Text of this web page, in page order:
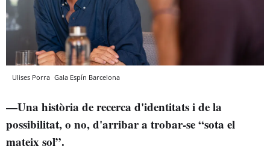
Ulises Porra Gala Espín Barcelona
—Una història de recerca d'identitats i de la
possibilitat, o no, d'arribar a trobar-se “sota el
mateix sol”.